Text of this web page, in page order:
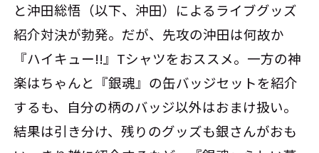
と沖田総悟（以下、沖田）によるライブグッズ
紹介対決が勃発。だが、先攻の沖田は何故か
『ハイキュー!!』Tシャツをおススメ。一方の神
楽はちゃんと『銀魂』の缶バッジセットを紹介
するも、自分の柄のバッジ以外はおまけ扱い。
結果は引き分け、残りのグッズも銀さんがおも